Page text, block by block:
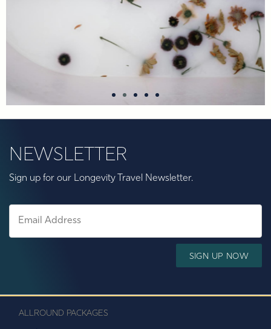
Detox &
Regeneration
Gentle detoxification and sustainable revitalization:
Liver and intestinal health,
NEWSLETTER
Sign up for our Longevity Travel Newsletter.
SIGN UP NOW
ALLROUND PACKAGES